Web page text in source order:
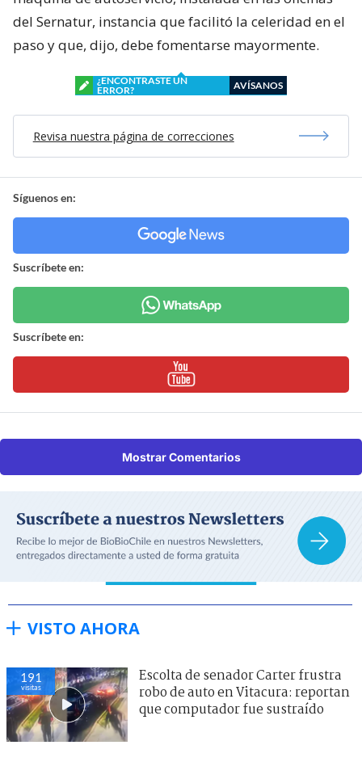
del Sernatur, instancia que facilitó la celeridad en el
paso y que, dijo, debe fomentarse mayormente.
¿ENCONTRASTE UN
ERROR?
AVÍSANOS
Revisa nuestra página de correcciones
Síguenos en:
Suscríbete en:
Suscríbete en:
Mostrar Comentarios
VISTO AHORA
191
visitas
Escolta de senador Carter frustra
robo de auto en Vitacura: reportan
que computador fue sustraído